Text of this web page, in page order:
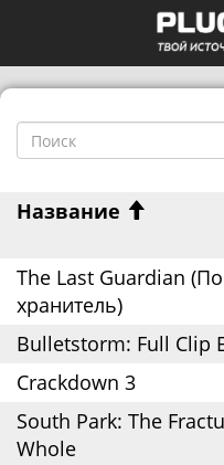
Название
The Last Guardian
хранитель)
Bulletstorm: Full Clip
Crackdown 3
South Park: The
Whole